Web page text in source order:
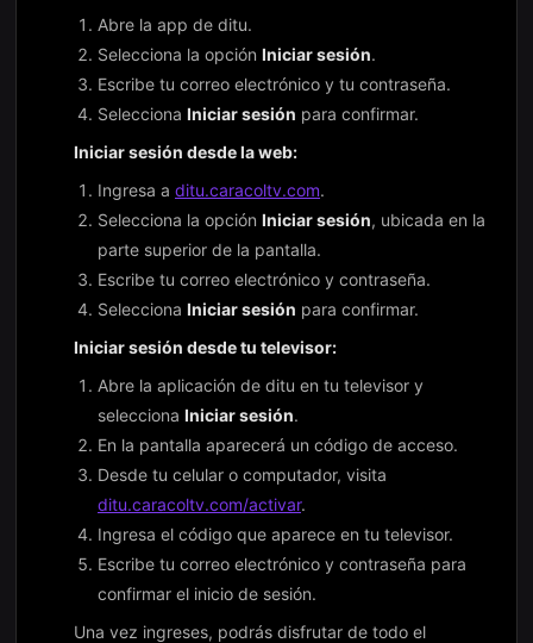
Abre la app de ditu.
Selecciona la opción Iniciar sesión.
Escribe tu correo electrónico y tu contraseña.
Selecciona Iniciar sesión para confirmar.
Iniciar sesión desde la web:
Ingresa a ditu.caracoltv.com.
Selecciona la opción Iniciar sesión, ubicada en la
parte superior de la pantalla.
Escribe tu correo electrónico y contraseña.
Selecciona Iniciar sesión para confirmar.
Iniciar sesión desde tu televisor:
Abre la aplicación de ditu en tu televisor y
selecciona Iniciar sesión.
En la pantalla aparecerá un código de acceso.
Desde tu celular o computador, visita
ditu.caracoltv.com/activar.
Ingresa el código que aparece en tu televisor.
Escribe tu correo electrónico y contraseña para
confirmar el inicio de sesión.
Una vez ingreses, podrás disfrutar de todo el